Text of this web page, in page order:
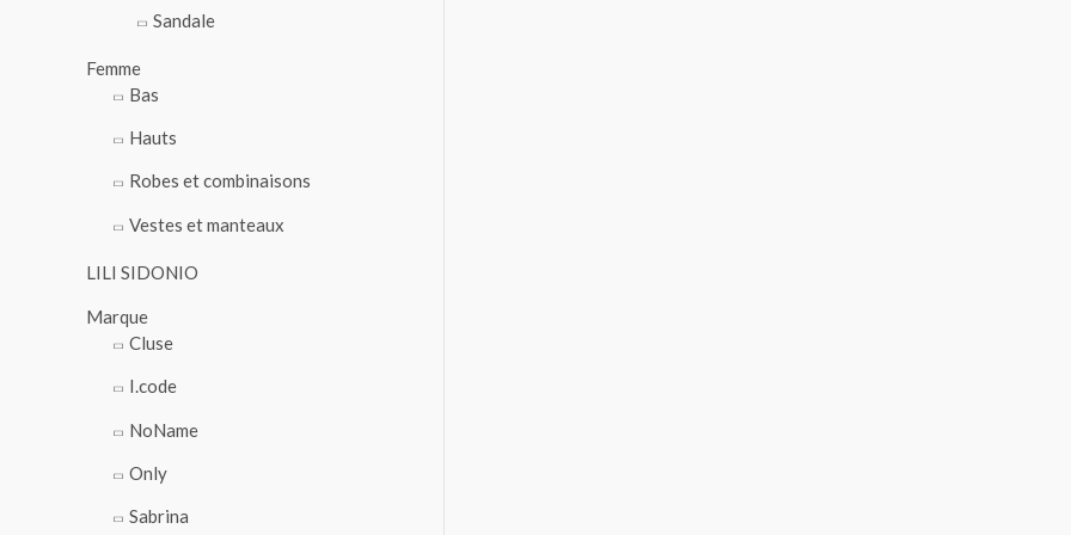
Sandale
Femme
Bas
Hauts
Robes et combinaisons
Vestes et manteaux
LILI SIDONIO
Marque
Cluse
I.code
NoName
Only
Sabrina